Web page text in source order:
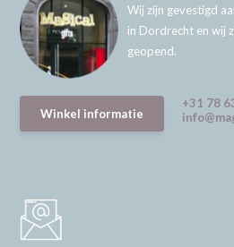
Wij zijn gevestigd
in Dordrecht en wij
geopend.
Winkel informatie
+31 78